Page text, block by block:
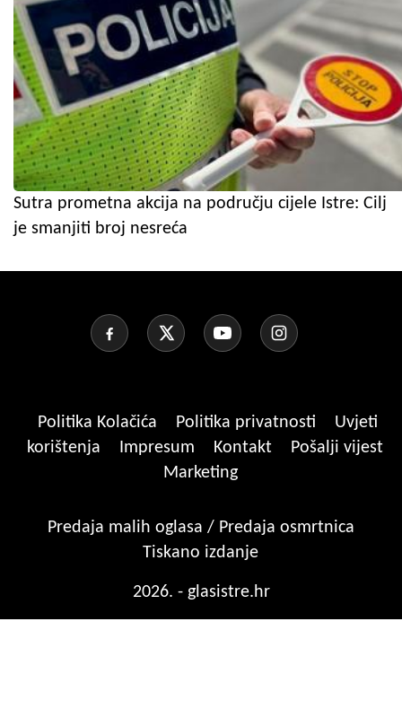
Sutra prometna akcija na području cijele Istre: Cilj
je smanjiti broj nesreća
Politika Kolačića Politika privatnosti
Uvjeti
korištenja
Impresum Kontakt
Pošalji vijest
Marketing
Predaja malih oglasa / Predaja osmrtnica
Tiskano izdanje
2026. - glasistre.hr